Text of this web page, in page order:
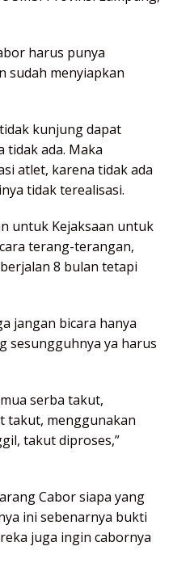
harus punya
sudah menyiapkan
kunjung dapat
tidak ada. Maka
atlet, karena tidak ada
tidak terealisasi.
untuk Kejaksaan untuk
terang-terangan,
8 bulan tetapi
jangan bicara hanya
sesungguhnya ya harus
serba takut,
takut, menggunakan
takut diproses,”
Cabor siapa yang
ini sebenarnya bukti
juga ingin cabornya